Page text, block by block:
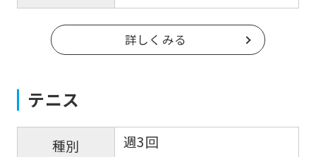
詳しくみる
テニス
種別 週3回